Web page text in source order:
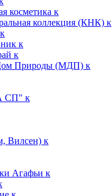
косметика к
коллекция (КНК) к
к
к
Природы (МДП) к
СП" к
Вилсен) к
Агафьи к